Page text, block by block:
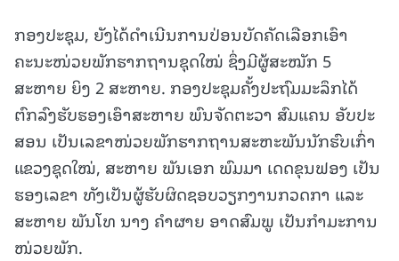
ກອງປະຊຸມ, ຍັງໄດ້ດຳເນີນການປ່ອນບັດຄັດເລືອກເອົາ
ຄະນະໜ່ວຍພັກຮາກຖານຊຸດໃໝ່ ຊຶ່ງມີຜູ້ສະໝັກ 5
ສະຫາຍ ຍິງ 2 ສະຫາຍ. ກອງປະຊຸມຄັ້ງປະຖົມມະລຶກໄດ້
ຕົກລົງຮັບຮອງເອົາສະຫາຍ ພົນຈັດຕະວາ ສົມແຄນ ອັບປະ
ສອນ ເປັນເລຂາໜ່ວຍພັກຮາກຖານສະຫະພັນນັກຮົບເກົ່າ
ແຂວງຊຸດໃໝ່, ສະຫາຍ ພັນເອກ ພົມມາ ເດດຂຸນຟອງ ເປັນ
ຮອງເລຂາ ທັງເປັນຜູ້ຮັບຜິດຊອບວຽກງານກວດກາ ແລະ
ສະຫາຍ ພັນໂທ ນາງ ຄຳຜາຍ ອາດສົມພູ ເປັນກຳມະການ
ໜ່ວຍພັກ.